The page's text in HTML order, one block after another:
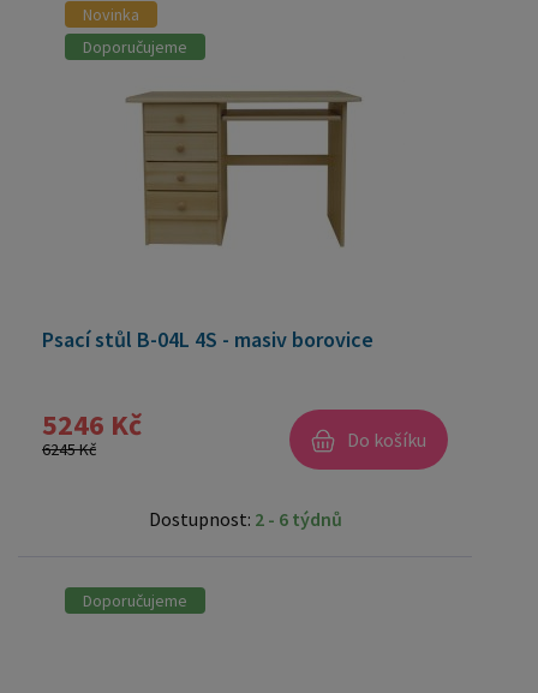
Novinka
Doporučujeme
Psací stůl B-04L 4S - masiv borovice
5246 Kč
6245 Kč Do košíku
Dostupnost: 2 - 6 týdnů
Doporučujeme